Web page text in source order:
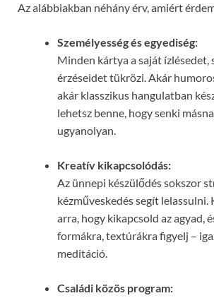
Az alábbiakban néhány érv, amiért
Személyesség és egyediség:
Minden kártya a saját ízlésedet,
érzéseidet tükrözi. Akár
akár klasszikus hangulatban
lehetsz benne, hogy senki
ugyanolyan.
Kreatív kikapcsolódás:
Az ünnepi készülődés sokszor
kézműveskedés segít lelassulni.
arra, hogy kikapcsold az agyad,
formákra, textúrákra figyelj –
meditáció.
Családi közös program: